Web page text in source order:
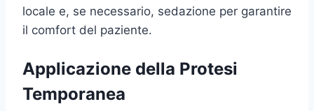
locale e, se necessario, sedazione per garantire
il comfort del paziente.
Applicazione della Protesi
Temporanea